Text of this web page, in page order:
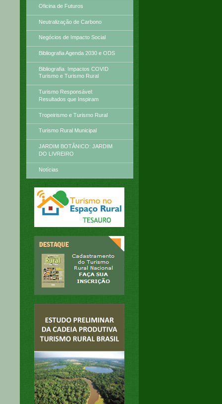
Oficina de Futuros
Neutralização de Carbono
Negócios de Impacto Social
Bibliografia Agenda 2030 e ODS
Bibliografia: Impactos COVID
Turismo e Turismo Rural
Turismo Responsável:
Resultados que Inspiram
Tropeirismo e Turismo Rural
Turismo Rural Municipal
JARDIM BOTÂNICO: JARDIM
DO LIVREIRO
Notícias